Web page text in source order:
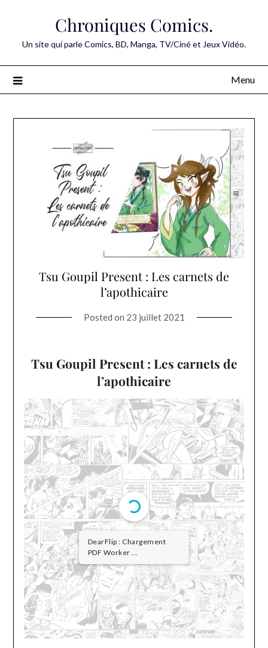
Chroniques Comics.
Un site qui parle Comics, BD, Manga, TV/Ciné et Jeux Vidéo.
Menu
Tsu Goupil Present : Les carnets de
l’apothicaire
Posted on 23 juillet 2021
Tsu Goupil Present : Les carnets de
l’apothicaire
DearFlip : Chargement
PDF Worker ...